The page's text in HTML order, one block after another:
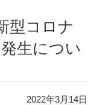
生につい
2022年3月14日